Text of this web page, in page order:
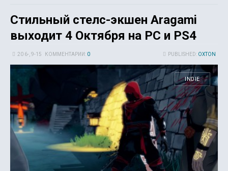
Стильный стелс-экшен Aragami
выходит 4 Октября на PC и PS4
PUBLISHED: OXTON
20 6-, 9-15 КОММЕНТАРИИ: 0
INDIE